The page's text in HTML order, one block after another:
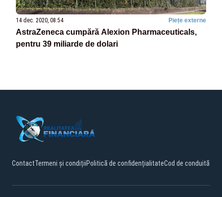
14 dec. 2020, 08:54 Piețe externe
AstraZeneca cumpără Alexion Pharmaceuticals,
pentru 39 miliarde de dolari
ContactTermeni și condițiiPolitică de confidențialitateCod de conduită